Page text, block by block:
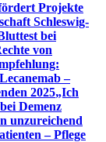
Projekte
Schleswig-
bei
von
Lecanemab –
2025„Ich
Demenz
unzureichend
– Pflege